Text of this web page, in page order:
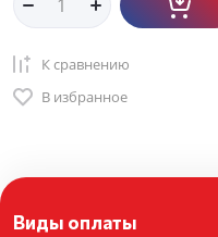
К сравнению
В избранное
Виды оплаты